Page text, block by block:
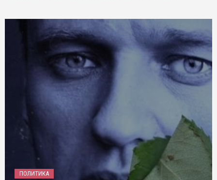
ПОЛИТИКА